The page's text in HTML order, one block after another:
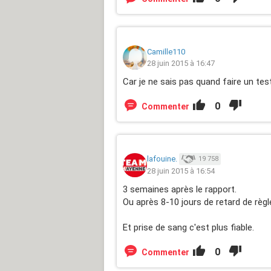
Camille110
28 juin 2015 à 16:47
Car je ne sais pas quand faire un
Commenter 0
lafouine. 19 758
28 juin 2015 à 16:54
3 semaines après le rapport.
Ou après 8-10 jours de retard de
Et prise de sang c'est plus fiable.
Commenter 0